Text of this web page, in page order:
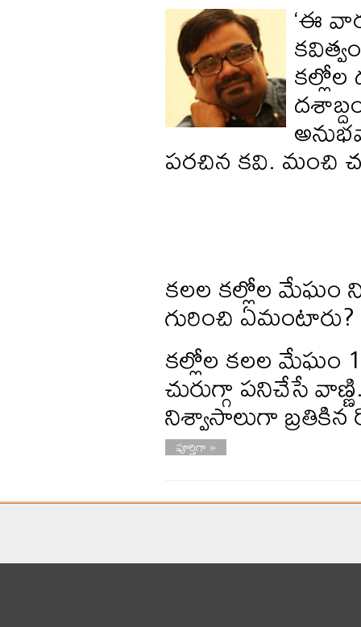
‘ఈ
కల్లోల
పరచిన కవి. మంచి
కలల కల్లోల మేఘం
గురించి ఏమంటారు?
కల్లోల కలల మేఘం
చురుగ్గా పనిచేసే
నిశ్వాసాలుగా
పూర్తిగా »